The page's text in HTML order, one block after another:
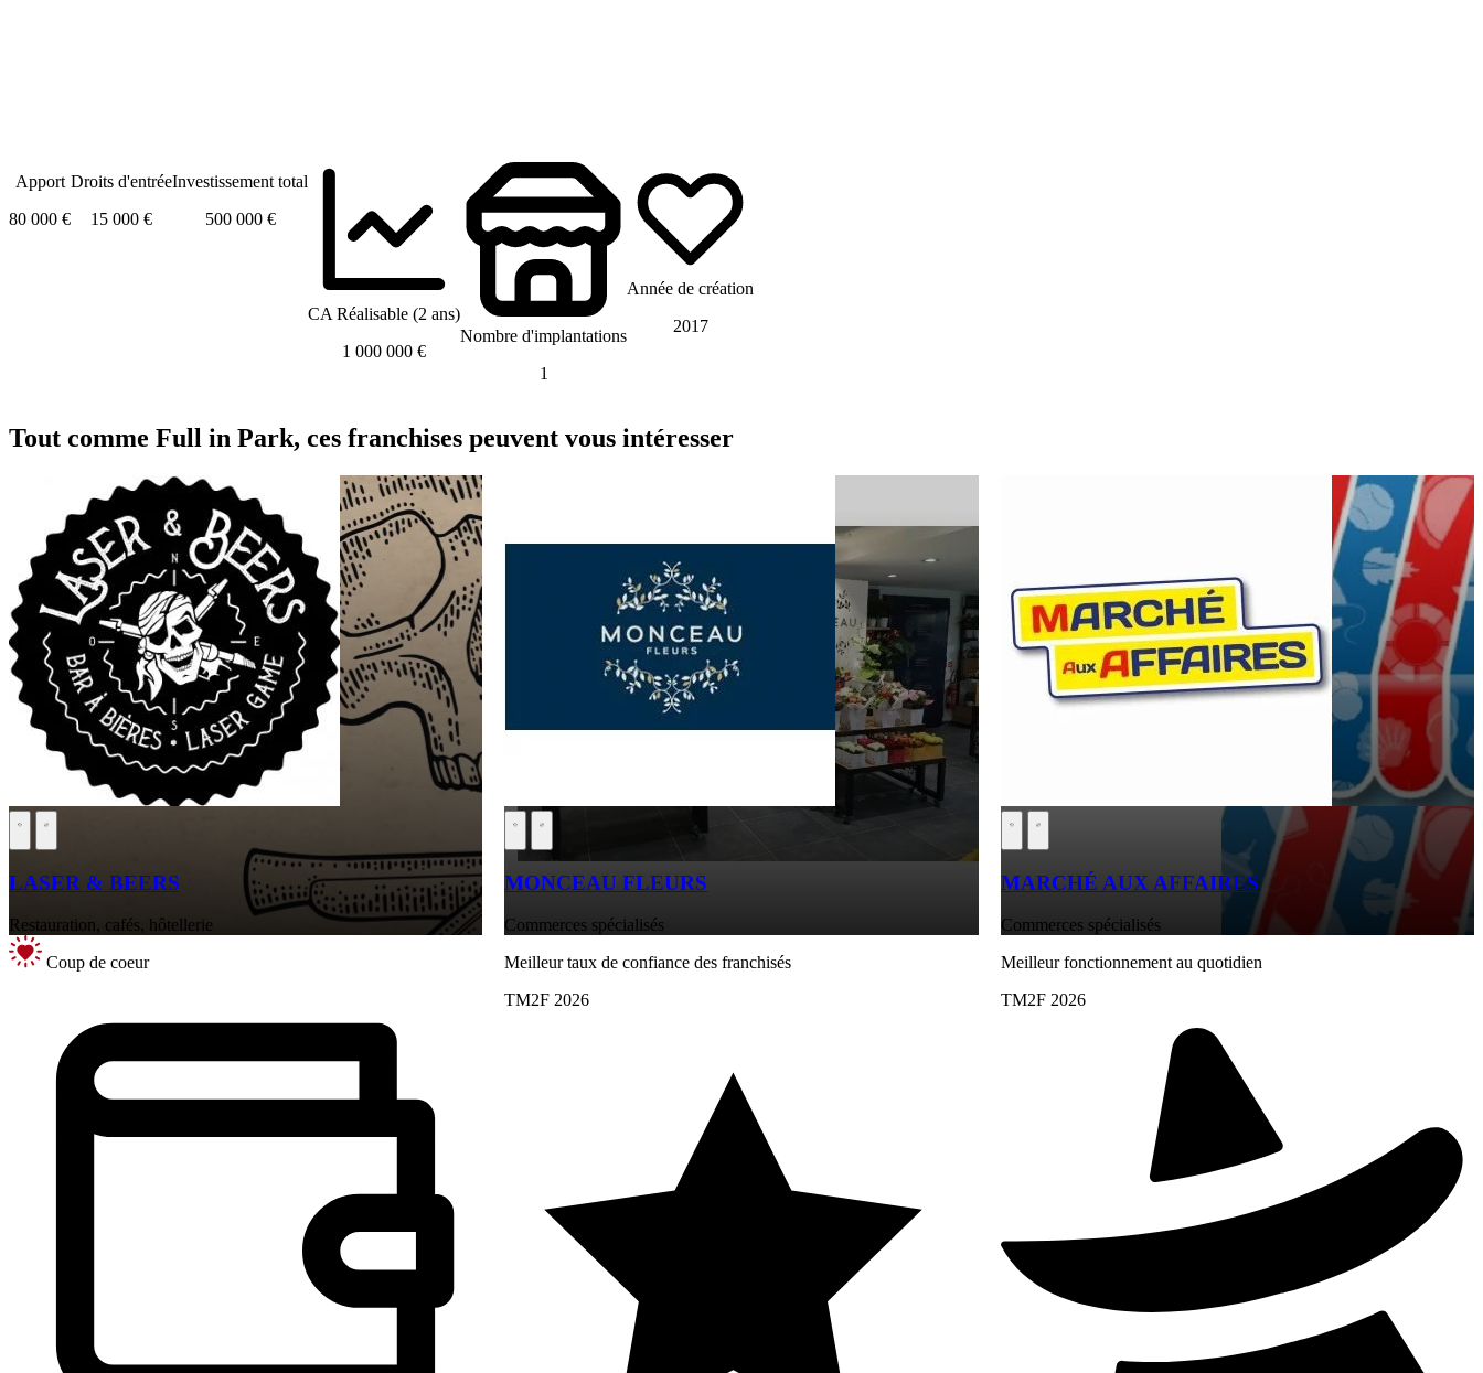
Apport
80 000 €
Droits d'entrée
15 000 €
Investissement total
500 000 €
CA Réalisable (2 ans)
1 000 000 €
Nombre d'implantations
1
Année de création
2017
Tout comme Full in Park, ces franchises peuvent vous intéresser
LASER & BEERS
Restauration, cafés, hôtellerie
Coup de coeur
MONCEAU FLEURS
Commerces spécialisés
Meilleur taux de confiance des franchisés
TM2F 2026
MARCHÉ AUX AFFAIRES
Commerces spécialisés
Meilleur fonctionnement au quotidien
TM2F 2026